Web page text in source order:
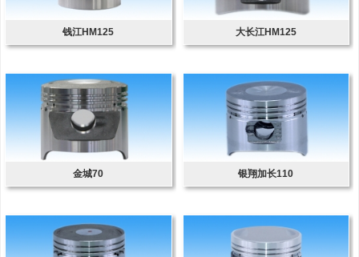
钱江HM125 大长江HM125
金城70 银翔加长110